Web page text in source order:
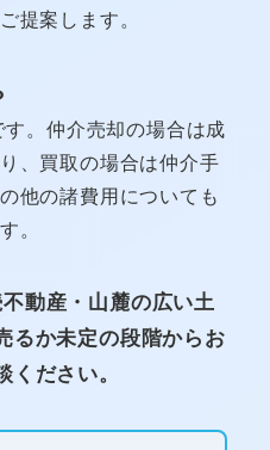
提案します。
。仲介売却の場合は成
、買取の場合は仲介手
他の諸費用についても
。
動産・山麓の広い土
るか未定の段階からお
ください。